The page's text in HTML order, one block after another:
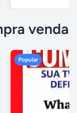
venda
Popular